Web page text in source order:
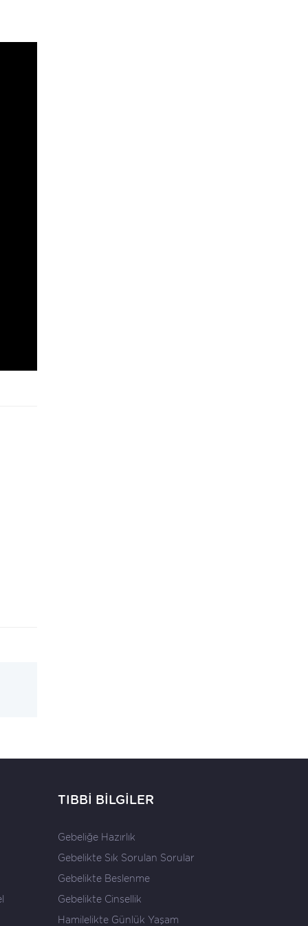
TIBBİ BİLGİLER
Gebeliğe Hazırlık
Gebelikte Sık Sorulan Sorular
Gebelikte Beslenme
Gebelikte Cinsellik
Hamilelikte Günlük Yaşam